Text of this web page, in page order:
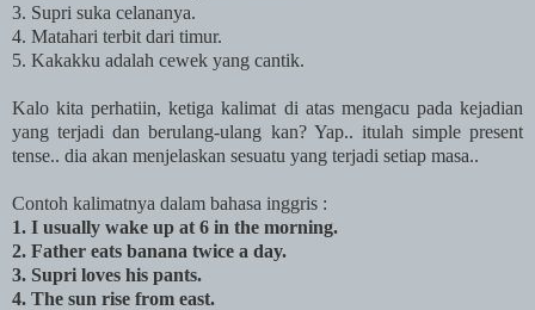
3. Supri suka celananya.
4. Matahari terbit dari timur.
5. Kakakku adalah cewek yang cantik.
Kalo kita perhatiin, ketiga kalimat di atas mengacu pada kejadian
yang terjadi dan berulang-ulang kan? Yap.. itulah simple present
tense.. dia akan menjelaskan sesuatu yang terjadi setiap masa..
Contoh kalimatnya dalam bahasa inggris :
1. I usually wake up at 6 in the morning.
2. Father eats banana twice a day.
3. Supri loves his pants.
4. The sun rise from east.